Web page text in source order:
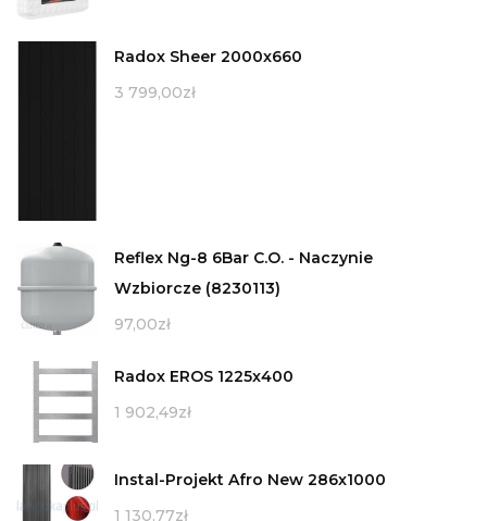
Radox Sheer 2000x660
3 799,00zł
Reflex Ng-8 6Bar C.O. - Naczynie
Wzbiorcze (8230113)
97,00zł
Radox EROS 1225x400
1 902,49zł
Instal-Projekt Afro New 286x1000
1 130,77zł